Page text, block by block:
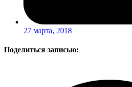
27 марта, 2018
Поделиться записью: